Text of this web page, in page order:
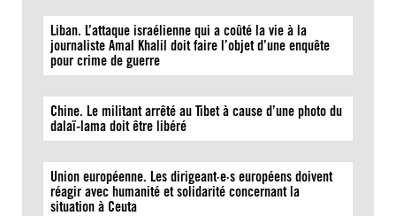
Liban. L’attaque israélienne qui a coûté la vie à la
journaliste Amal Khalil doit faire l’objet d’une enquête
pour crime de guerre
Chine. Le militant arrêté au Tibet à cause d’une photo du
dalaï-lama doit être libéré
Union européenne. Les dirigeant·e·s européens doivent
réagir avec humanité et solidarité concernant la
situation à Ceuta